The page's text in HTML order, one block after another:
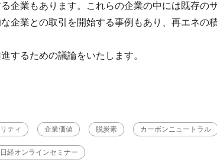
企業もあります。これらの企業の中には既存の
企業との取引を開始する事例もあり、再エネの
するための議論をいたします。
ティ 企業価値 脱炭素 カーボンニュートラル
日経オンラインセミナー